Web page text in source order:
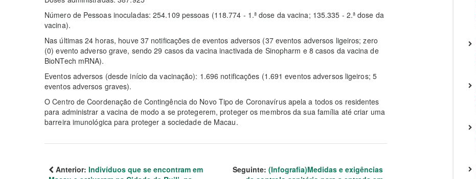
Número de Pessoas inoculadas: 254.109 pessoas (118.774 - 1.ª dose da vacina; 135.335 - 2.ª dose da
vacina).
Nas últimas 24 horas, houve 37 notificações de eventos adversos (37 eventos adversos ligeiros; zero
(0) evento adverso grave, sendo 29 casos da vacina inactivada de Sinopharm e 8 casos da vacina de
BioNTech mRNA).
Eventos adversos (desde início da vacinação): 1.696 notificações (1.691 eventos adversos ligeiros; 5
eventos adversos graves).
O Centro de Coordenação de Contingência do Novo Tipo de Coronavírus apela a todos os residentes
para administrar a vacina de modo a se protegerem, proteger os membros da sua família até criar uma
barreira imunológica para proteger a sociedade de Macau.
Anterior: Indivíduos que se encontram em
Seguinte: (Infografia)Medidas e exigências